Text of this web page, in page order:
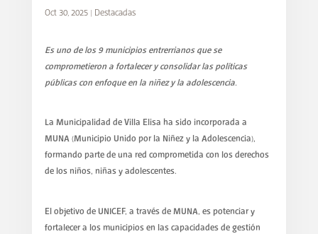
Oct 30, 2025| Destacadas
Es uno de los 9 municipios entrerrianos que se
comprometieron a fortalecer y consolidar las políticas
públicas con enfoque en la niñez y la adolescencia.
La Municipalidad de Villa Elisa ha sido incorporada a
MUNA (Municipio Unido por la Niñez y la Adolescencia),
formando parte de una red comprometida con los derechos
de los niños, niñas y adolescentes.
El objetivo de UNICEF, a través de MUNA, es potenciar y
fortalecer a los municipios en las capacidades de gestión